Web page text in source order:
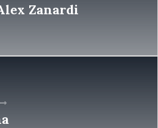
Zanardi